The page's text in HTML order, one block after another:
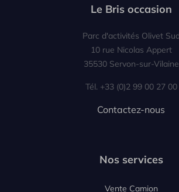
Le Bris occasion
Parc d'activités Olivet Sud
10 rue Nicolas Appert
35530 Servon-sur-Vilaine
Tél. +33 (0)2 99 00 27 00
Contactez-nous
Nos services
Vente Camion